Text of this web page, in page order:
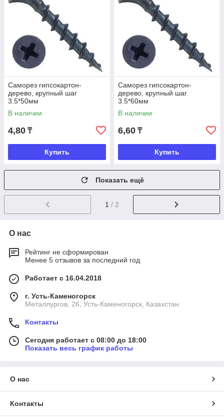
Саморез гипсокартон-
дерево, крупный шаг
3.5*50мм
В наличии
4,80 ₸
Купить
Саморез гипсокартон-
дерево, крупный шаг
3.5*60мм
В наличии
6,60 ₸
Купить
Показать ещё
1 / 2
О нас
Рейтинг не сформирован
Менее 5 отзывов за последний год
Работает с 16.04.2018
г. Усть-Каменогорск
Металлургов, 26, Усть-Каменогорск, Казахстан
Контакты
Сегодня работает с 08:00 до 18:00
Показать весь график работы
О нас
Контакты